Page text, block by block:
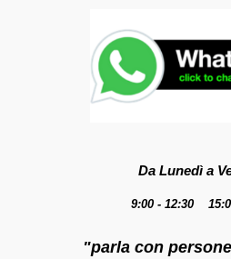
Da Lunedì a
9:00 - 12:30
"parla con